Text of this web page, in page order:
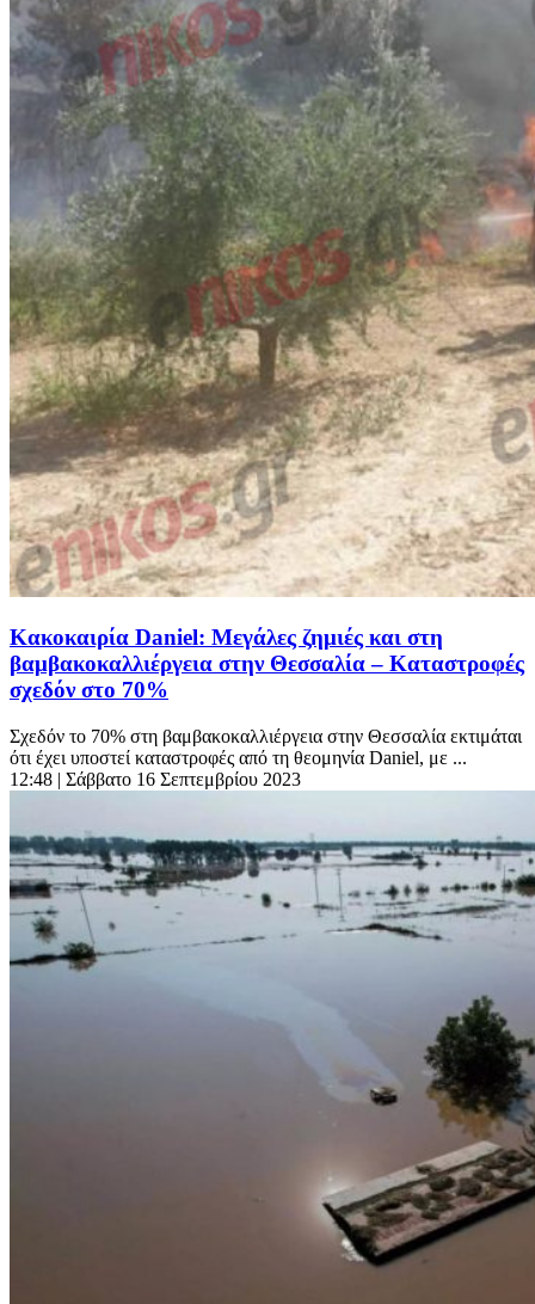
Κακοκαιρία Daniel: Μεγάλες ζημιές και στη
βαμβακοκαλλιέργεια στην Θεσσαλία – Καταστροφές
σχεδόν στο 70%
Σχεδόν το 70% στη βαμβακοκαλλιέργεια στην Θεσσαλία εκτιμάται
ότι έχει υποστεί καταστροφές από τη θεομηνία Daniel, με ...
12:48 | Σάββατο 16 Σεπτεμβρίου 2023